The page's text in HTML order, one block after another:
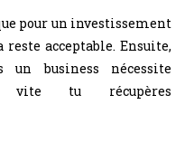
pour un investissement
acceptable. Ensuite,
business nécessite
vite tu récupères